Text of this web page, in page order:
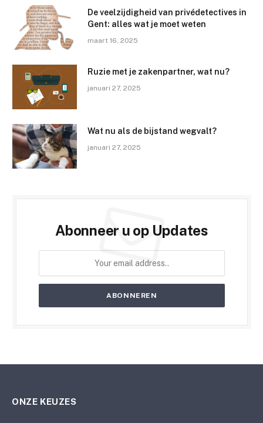
De veelzijdigheid van privédetectives in
Gent: alles wat je moet weten
maart 16, 2025
Ruzie met je zakenpartner, wat nu?
januari 27, 2025
Wat nu als de bijstand wegvalt?
januari 27, 2025
Abonneer u op Updates
ONZE KEUZES